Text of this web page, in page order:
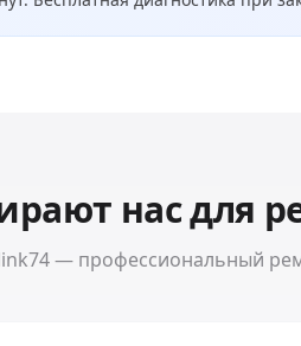
нас для
— профессиональный